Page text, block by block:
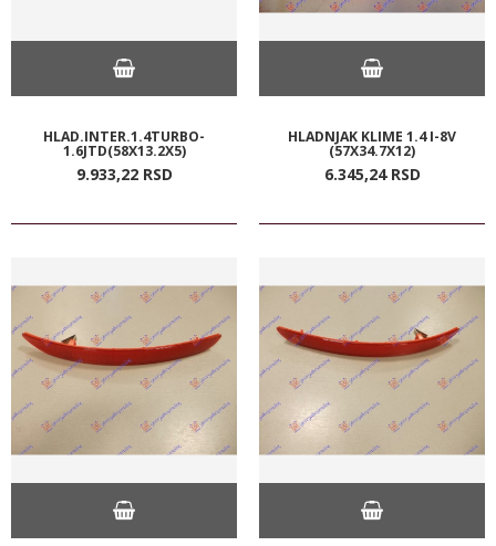
HLAD.INTER.1.4TURBO-
1.6JTD(58X13.2X5)
9.933,22 RSD
HLADNJAK KLIME 1.4 I-8V
(57X34.7X12)
6.345,24 RSD